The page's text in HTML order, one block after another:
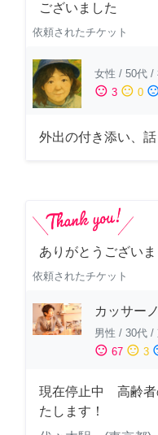
ございました
依頼されたチケット
女性 / 50代 /
sentiment_satisfied 3 sentiment_neutral 0
外出の付き添い、
ありがとうございま
依頼されたチケット
カッサー
男性 / 30代 /
sentiment_satisfied 67 sentiment_neutral 3
現在停止中 高齢者
たします！